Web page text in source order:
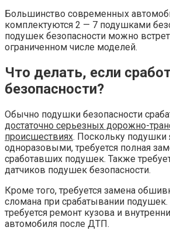
Большинство современных
комплектуются 2 — 7 подушками
подушек безопасности можно
ограниченном числе моделей.
Что делать, если
безопасности?
Обычно подушки безопасности
достаточно серьезных дорожно-
происшествиях. Поскольку подушки
одноразовыми, требуется полная
сработавших подушек. Также
датчиков подушек безопасности.
Кроме того, требуется замена
сломана при срабатывании
требуется ремонт кузова и
автомобиля после ДТП.